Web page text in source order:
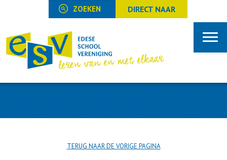
DIRECT NAAR
TERUG NAAR DE VORIGE PAGINA